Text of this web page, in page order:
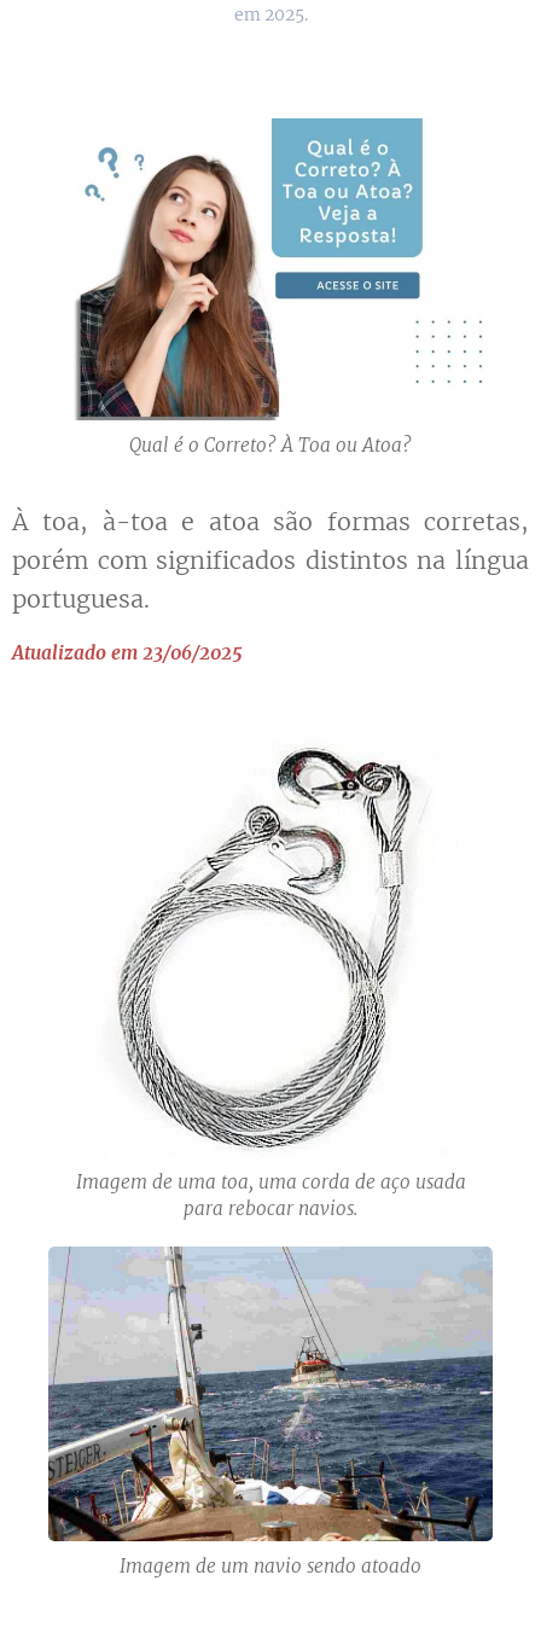
a sua tripulação desocupada. Desta
em 2025.
Qual é o Correto? À Toa ou Atoa?
À toa, à-toa e atoa são formas corretas,
porém com significados distintos na língua
portuguesa.
Atualizado em 23/06/2025
Imagem de uma toa, uma corda de aço usada
para rebocar navios.
Imagem de um navio sendo atoado